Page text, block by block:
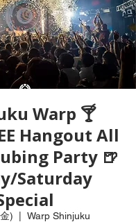
Warp 🍸
Hangout All
Party 🍺
Saturday
) Warp Shinjuku